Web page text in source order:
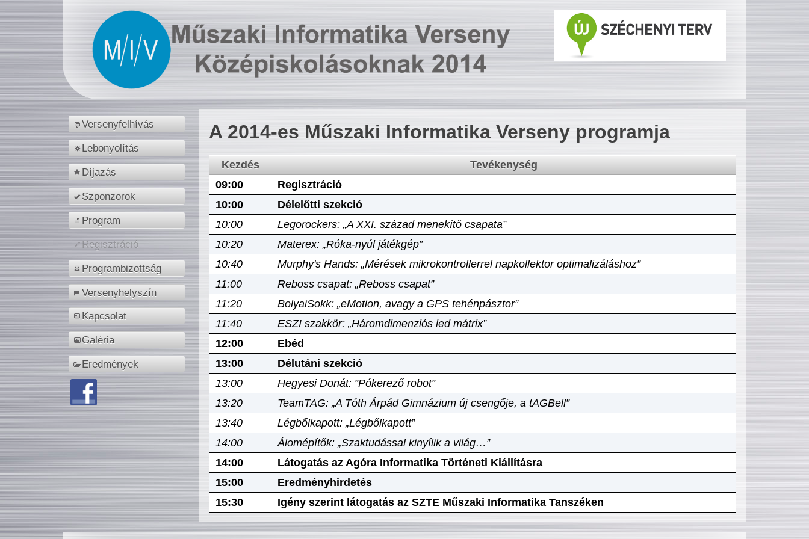
Versenyfelhívás
Lebonyolítás
Díjazás
Szponzorok
Program
Regisztráció
Programbizottság
Versenyhelyszín
Kapcsolat
Galéria
Eredmények
A 2014-es Műszaki Informatika Verseny programja
Kezdés
Tevékenység
09:00
Regisztráció
10:00
Délelőtti szekció
10:00
Legorockers: „A XXI. század menekítő csapata”
10:20
Materex: „Róka-nyúl játékgép”
10:40
Murphy's Hands: „Mérések mikrokontrollerrel napkollektor optimalizáláshoz”
11:00
Reboss csapat: „Reboss csapat”
11:20
BolyaiSokk: „eMotion, avagy a GPS tehénpásztor”
11:40
ESZI szakkör: „Háromdimenziós led mátrix”
12:00
Ebéd
13:00
Délutáni szekció
13:00
Hegyesi Donát: ”Pókerező robot”
13:20
TeamTAG: „A Tóth Árpád Gimnázium új csengője, a tAGBell”
13:40
Légbőlkapott: „Légbőlkapott”
14:00
Álomépítők: „Szaktudással kinyílik a világ…”
14:00
Látogatás az Agóra Informatika Történeti Kiállításra
15:00
Eredményhirdetés
15:30
Igény szerint látogatás az SZTE Műszaki Informatika Tanszéken